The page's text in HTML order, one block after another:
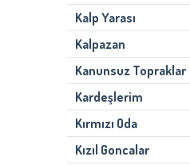
Kalp Yarası
Kalpazan
Kanunsuz Topraklar
Kardeşlerim
Kırmızı Oda
Kızıl Goncalar